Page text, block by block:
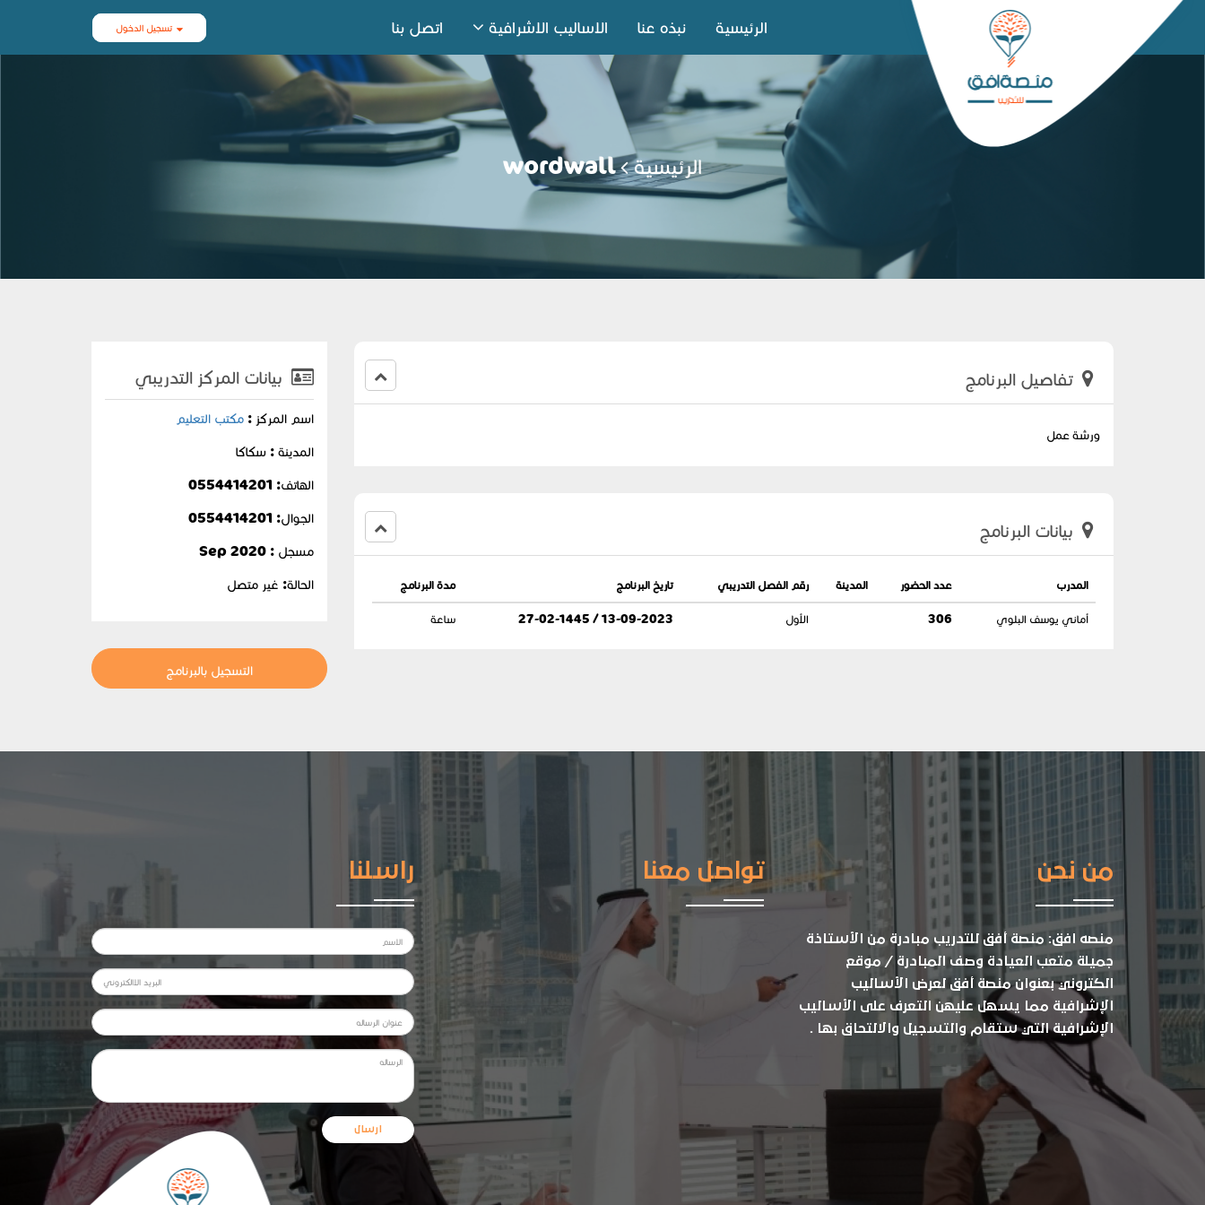
الرئيسية نبذه عنا الاساليب الاشرافية اتصل بنا تسجيل الدخول
الرئيسية wordwall
تفاصيل البرنامج
ورشة عمل
بيانات البرنامج
المدرب عدد الحضور المدينة رقم الفصل التدريبي تاريخ البرنامج مدة البرنامج
أماني يوسف البلوي 306 الأول 13-09-2023 / 27-02-1445 ساعة
بيانات المركز التدريبي
اسم المركز :مكتب التعليم
المدينة : سكاكا
الهاتف: 0554414201
الجوال:
مسجل : Sep 2020
الحالة: غير متصل
التسجيل بالبرنامج
من نحن
منصه افق: منصة أفق للتدريب مبادرة من الأستاذة
جميلة متعب العيادة وصف المبادرة / موقع
الكتروني بعنوان منصة أفق لعرض الأساليب
الإشرافية مما يسهل عليهن التعرف على الأساليب
الإشرافية التي ستقام والتسجيل والالتحاق بها .
تواصل معنا راسلنا
ارسال